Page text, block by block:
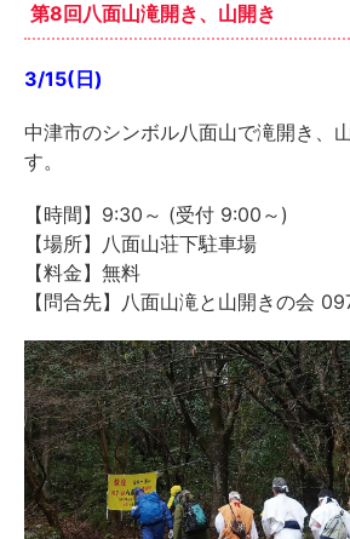
第8回八面山滝開き、山開き
3/15(日)
中津市のシンボル八面山で滝開き、
す。
【時間】9:30～ (受付 9:00～)
【場所】八面山荘下駐車場
【料金】無料
【問合先】八面山滝と山開きの会